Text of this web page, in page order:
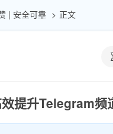
| 安全可靠 正文
提升Telegram频